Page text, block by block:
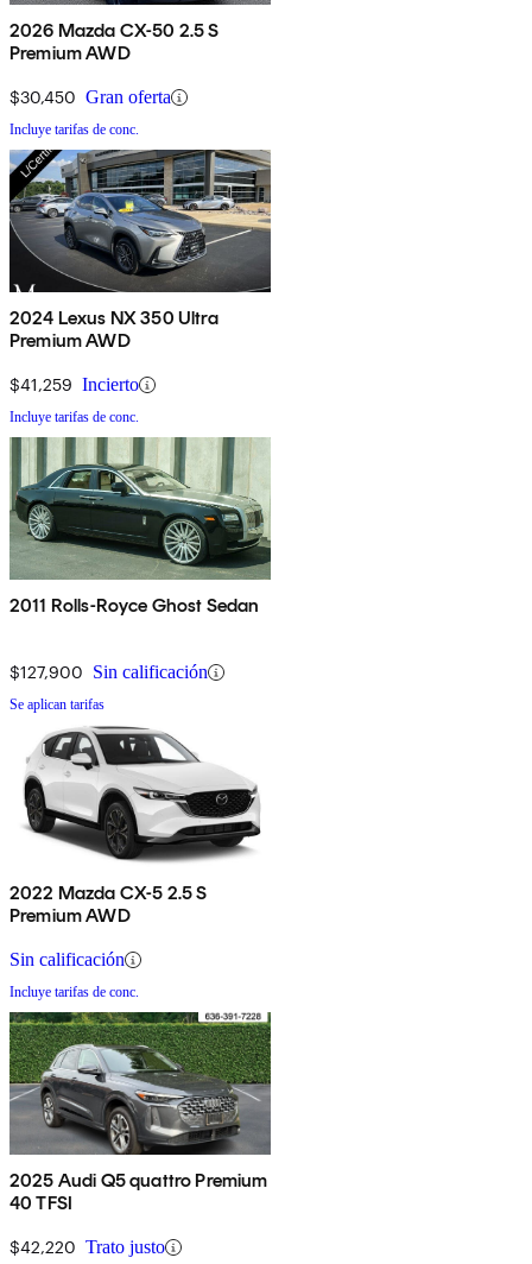
2026 Mazda CX-50 2.5 S
Premium AWD
$30,450 Gran oferta
Incluye tarifas de conc.
2024 Lexus NX 350 Ultra
Premium AWD
$41,259 Incierto
Incluye tarifas de conc.
2011 Rolls-Royce Ghost Sedan
$127,900 Sin calificación
Se aplican tarifas
2022 Mazda CX-5 2.5 S
Premium AWD
Sin calificación
Incluye tarifas de conc.
2025 Audi Q5 quattro Premium
40 TFSI
$42,220 Trato justo